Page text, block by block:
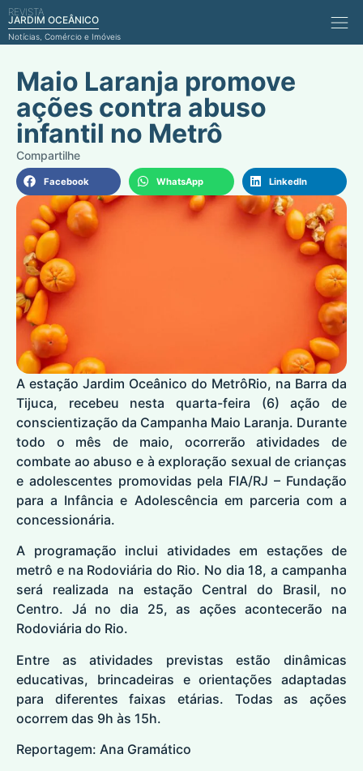
REVISTA
JARDIM OCEÂNICO
Notícias, Comércio e Imóveis
Maio Laranja promove
ações contra abuso
infantil no Metrô
Facebook WhatsApp LinkedIn
A estação Jardim Oceânico do MetrôRio, na Barra da
Tijuca, recebeu nesta quarta-feira (6) ação de
conscientização da Campanha Maio Laranja. Durante
todo o mês de maio, ocorrerão atividades de
combate ao abuso e à exploração sexual de crianças
e adolescentes promovidas pela FIA/RJ – Fundação
para a Infância e Adolescência em parceria com a
concessionária.
A programação inclui atividades em estações de
metrô e na Rodoviária do Rio. No dia 18, a campanha
será realizada na estação Central do Brasil, no
Centro. Já no dia 25, as ações acontecerão na
Rodoviária do Rio.
Entre as atividades previstas estão dinâmicas
educativas, brincadeiras e orientações adaptadas
para diferentes faixas etárias. Todas as ações
ocorrem das 9h às 15h.
Reportagem: Ana Gramático